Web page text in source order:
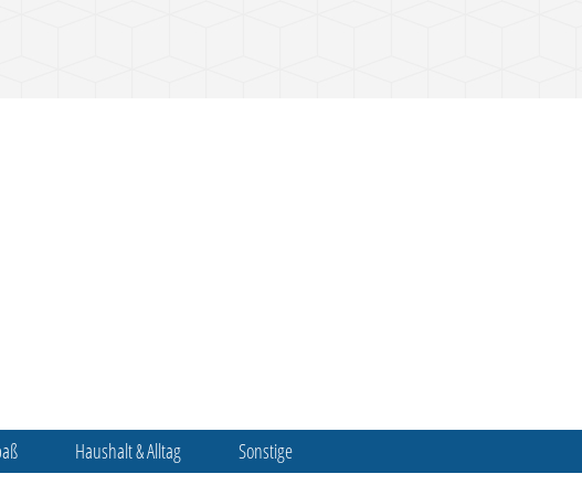
Haushalt & Alltag Sonstige